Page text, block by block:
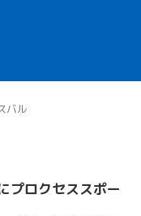
バル
プロクセススポー